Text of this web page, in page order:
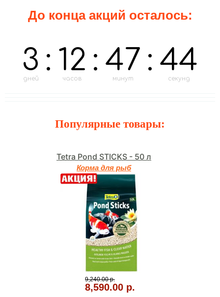
До конца акций осталось:
3
дней
: 12
часов
: 47
минут
: 42
секунд
Популярные товары:
Tetra Pond STICKS - 50 л
Корма для рыб
9,240.00 р.
8,590.00 р.